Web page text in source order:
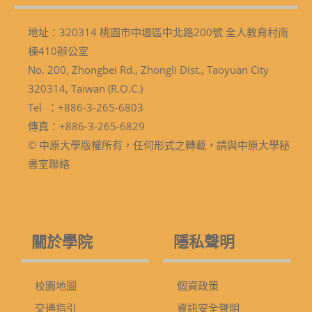
地址：320314 桃園市中壢區中北路200號 全人教育村南
棟410辦公室
No. 200, Zhongbei Rd., Zhongli Dist., Taoyuan City
320314, Taiwan (R.O.C.)
Tel ：+886-3-265-6803
傳真：+886-3-265-6829
© 中原大學版權所有，任何形式之轉載，請與中原大學秘
書室聯絡
關於學院
校園地圖
交通指引
隱私聲明
個資政策
資訊安全聲明